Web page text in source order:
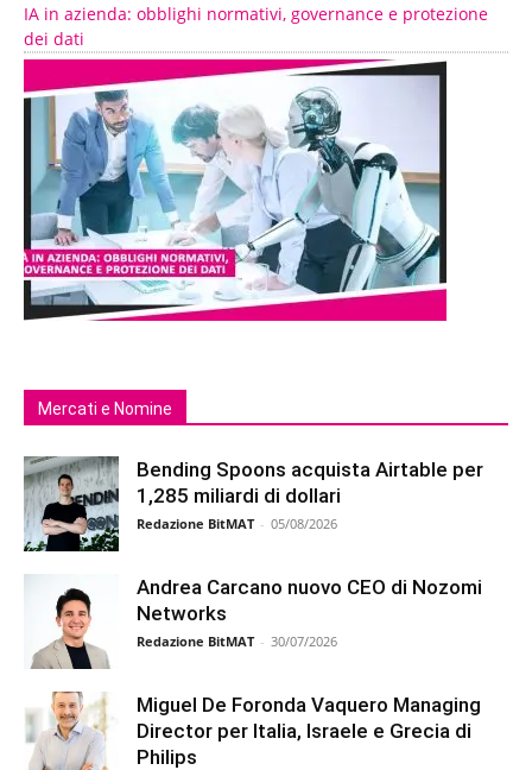
IA in azienda: obblighi normativi, governance e protezione
dei dati
Mercati e Nomine
Bending Spoons acquista Airtable per
1,285 miliardi di dollari
Redazione BitMAT - 05/08/2026
Andrea Carcano nuovo CEO di Nozomi
Networks
Redazione BitMAT - 30/07/2026
Miguel De Foronda Vaquero Managing
Director per Italia, Israele e Grecia di
Philips